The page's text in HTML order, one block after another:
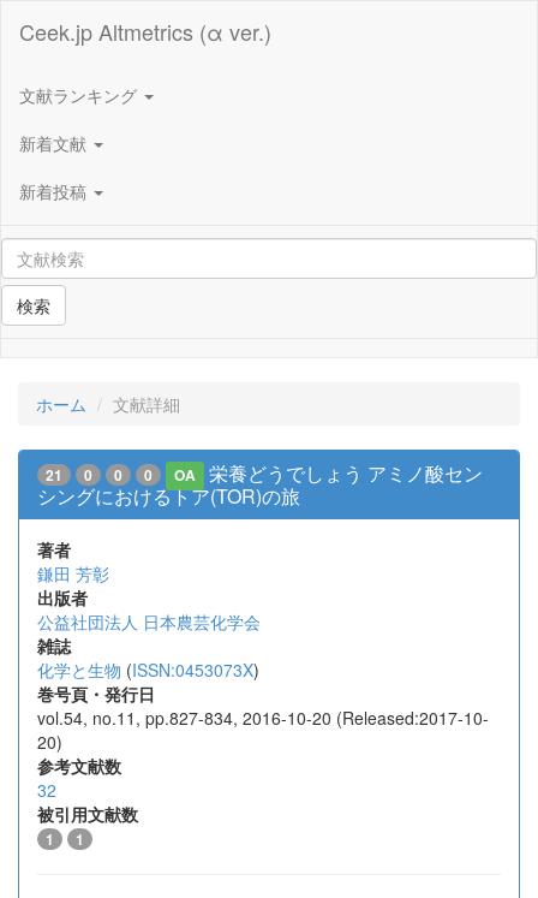
Ceek.jp Altmetrics (α ver.)
文献ランキング
新着文献
新着投稿
検索
ホーム 文献詳細
21 0 0 0 OA
栄養どうでしょう アミノ酸セン
シングにおけるトア(TOR)の旅
著者
鎌田 芳彰
出版者
公益社団法人 日本農芸化学会
雑誌
化学と生物 (ISSN:0453073X)
巻号頁・発行日
vol.54, no.11, pp.827-834, 2016-10-20 (Released:2017-10-
20)
参考文献数
32
被引用文献数
1 1